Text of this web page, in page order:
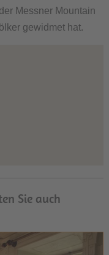
Messner Mountain
gewidmet hat.
Sie auch